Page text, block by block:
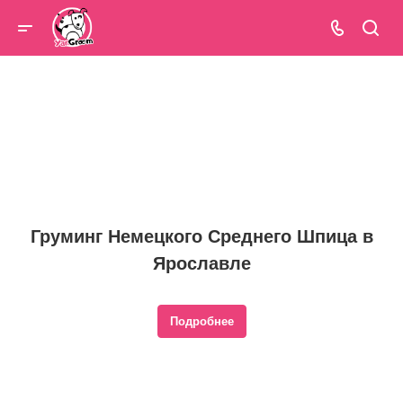
Груминг Немецкого Среднего Шпица в
Ярославле
Подробнее